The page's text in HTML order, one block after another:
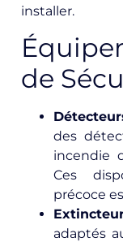
installer.
de
des
incendie
Ces
précoce
adaptés